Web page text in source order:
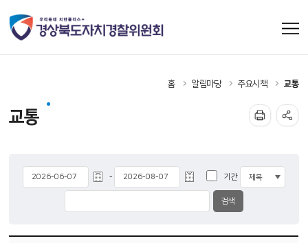
홈 알림마당 주요시책 교통
교통
- 기간